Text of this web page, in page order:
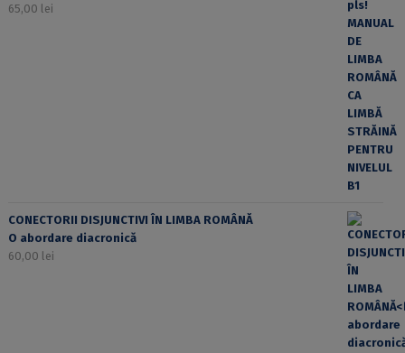
65,00 lei
CONECTORII DISJUNCTIVI ÎN LIMBA ROMÂNĂ
O abordare diacronică
60,00 lei